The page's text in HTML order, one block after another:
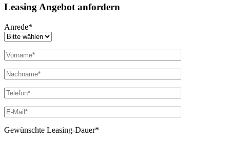
Leasing Angebot anfordern
Anrede*
Gewünschte Leasing-Dauer*